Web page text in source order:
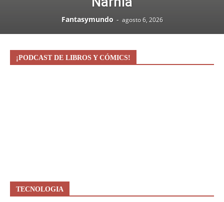
Fantasymundo - agosto 6, 2026
¡PODCAST DE LIBROS Y CÓMICS!
TECNOLOGIA